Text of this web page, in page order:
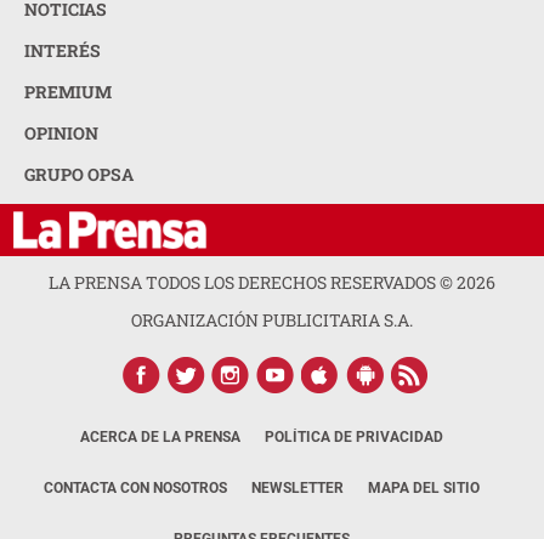
NOTICIAS
INTERÉS
PREMIUM
OPINION
GRUPO OPSA
LA PRENSA TODOS LOS DERECHOS RESERVADOS ©2026
ORGANIZACIÓN PUBLICITARIA S.A.
ACERCA DE LA PRENSA POLÍTICA DE PRIVACIDAD
CONTACTA CON NOSOTROS NEWSLETTER MAPA DEL SITIO